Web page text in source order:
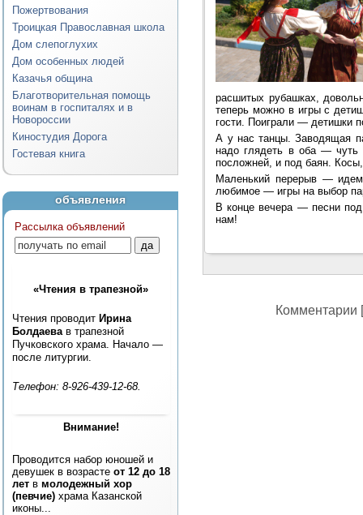
Пожертвования
Троицкая Православная школа
Дом слепоглухих
Дом особенных людей
Казачья община
Благотворительная помощь
воинам в госпиталях и в
Новороссии
Киностудия Дорога
Гостевая книга
объявления
Рассылка объявлений
«Чтения в трапезной»
Чтения проводит Ирина
Болдаева в трапезной
Пучковского храма. Начало —
после литургии.
Телефон: 8-926-439-12-68.
Внимание!
Проводится набор юношей и
девушек в возрасте от 12 до 18
лет в молодежный хор
(певчие) храма Казанской
иконы...
расшитых рубашках,
теперь можно в игры с
гости. Поиграли — детишки
А у нас танцы. Заводящая
надо глядеть в оба — чуть
посложней, и под баян.
Маленький перерыв —
любимое — игры на выбор
В конце вечера — песни
нам!
Комментарии